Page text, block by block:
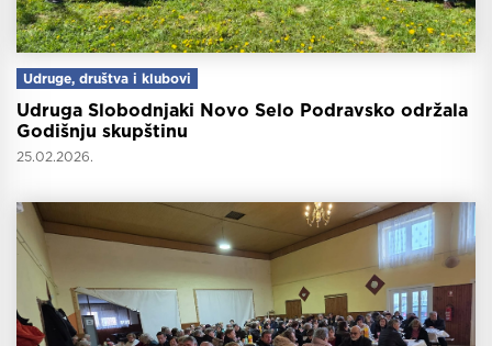
Udruge, društva i klubovi
Udruga Slobodnjaki Novo Selo Podravsko održala
Godišnju skupštinu
25.02.2026.